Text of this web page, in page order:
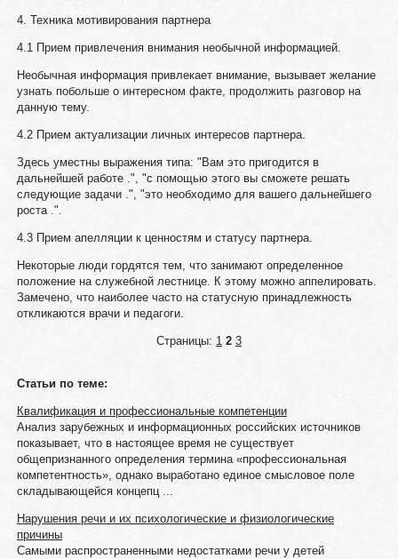
4. Техника мотивирования партнера
4.1 Прием привлечения внимания необычной информацией.
Необычная информация привлекает внимание, вызывает желание
узнать побольше о интересном факте, продолжить разговор на
данную тему.
4.2 Прием актуализации личных интересов партнера.
Здесь уместны выражения типа: "Вам это пригодится в
дальнейшей работе .", "с помощью этого вы сможете решать
следующие задачи .", "это необходимо для вашего дальнейшего
роста .".
4.3 Прием апелляции к ценностям и статусу партнера.
Некоторые люди гордятся тем, что занимают определенное
положение на служебной лестнице. К этому можно аппелировать.
Замечено, что наиболее часто на статусную принадлежность
откликаются врачи и педагоги.
Страницы: 1 2 3
Статьи по теме:
Квалификация и профессиональные компетенции
Анализ зарубежных и информационных российских источников
показывает, что в настоящее время не существует
общепризнанного определения термина «профессиональная
компетентность», однако выработано единое смысловое поле
складывающейся концепц ...
Нарушения речи и их психологические и физиологические
причины
Самыми распространенными недостатками речи у детей